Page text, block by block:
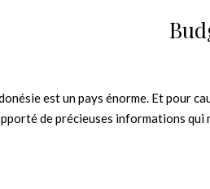
est un pays énorme. Et pour
de précieuses informations